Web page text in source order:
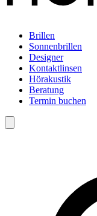
Brillen
Sonnenbrillen
Designer
Kontaktlinsen
Hörakustik
Beratung
Termin buchen